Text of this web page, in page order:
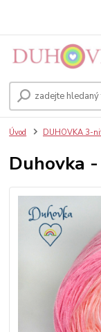
Úvod DUHOVKA 3-
Duhovka